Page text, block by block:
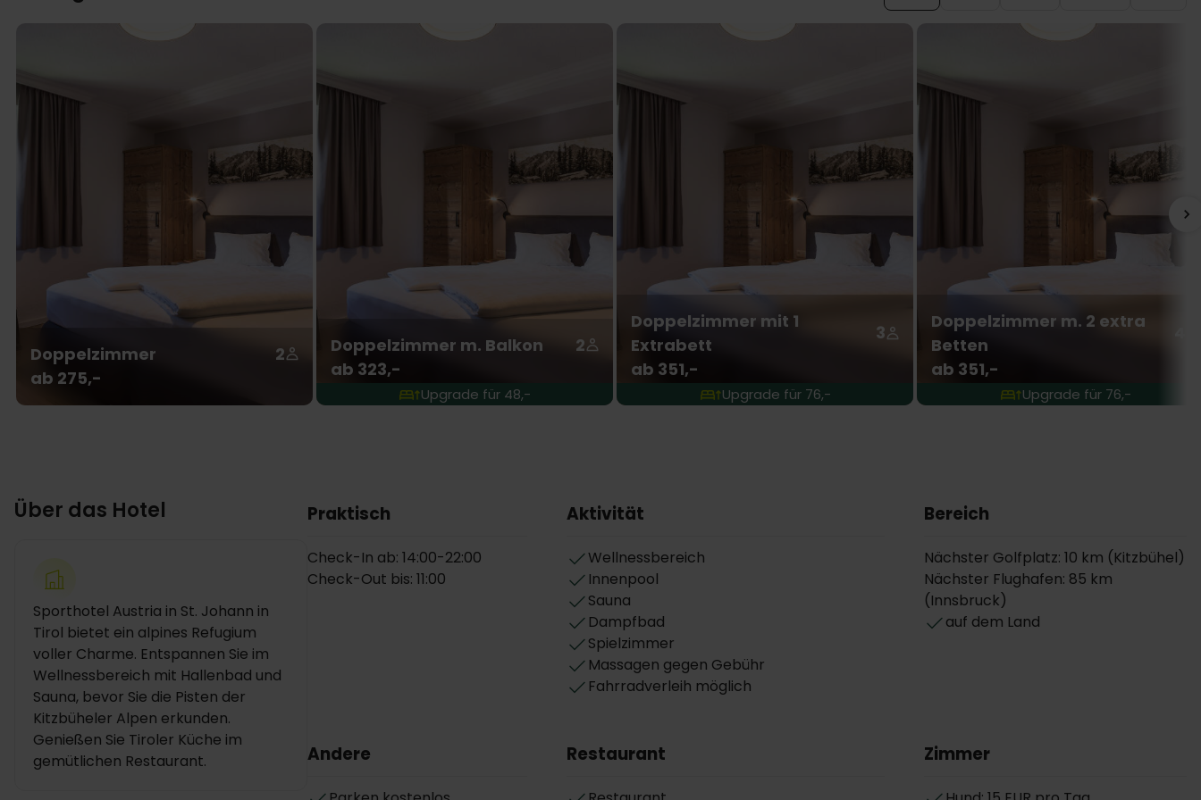
Doppelzimmer
2
ab 275,-
Doppelzimmer m. Balkon
2
ab 323,-
Upgrade für 48,-
Doppelzimmer mit 1
Extrabett
3
ab 351,-
Upgrade für 76,-
Doppelzimmer m. 2 extra
Betten
ab 351,-
Upgrade für 76,-
Über das Hotel
Sporthotel Austria in St. Johann in
Tirol bietet ein alpines Refugium
voller Charme. Entspannen Sie im
Wellnessbereich mit Hallenbad und
Sauna, bevor Sie die Pisten der
Kitzbüheler Alpen erkunden.
Genießen Sie Tiroler Küche im
gemütlichen Restaurant.
Praktisch
Check-In ab: 14:00-22:00
Check-Out bis: 11:00
Aktivität
Wellnessbereich
Innenpool
Sauna
Dampfbad
Spielzimmer
Massagen gegen Gebühr
Fahrradverleih möglich
Bereich
Nächster Golfplatz: 10 km (Kitzbühel)
Nächster Flughafen: 85 km
(Innsbruck)
auf dem Land
Andere Restaurant Zimmer